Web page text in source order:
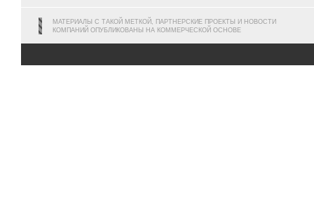
МАТЕРИАЛЫ С ТАКОЙ МЕТКОЙ, ПАРТНЕРСКИЕ ПРОЕКТЫ И НОВОСТИ
КОМПАНИЙ ОПУБЛИКОВАНЫ НА КОММЕРЧЕСКОЙ ОСНОВЕ